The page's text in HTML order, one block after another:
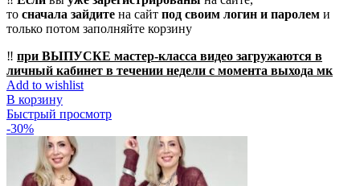
то сначала зайдите на сайт под своим логин и паролем и
только потом заполняйте корзину
‼️ при ВЫПУСКЕ мастер-класса видео загружаются в
личный кабинет в течении недели с момента выхода мк
Add to wishlist
В корзину
Быстрый просмотр
-30%